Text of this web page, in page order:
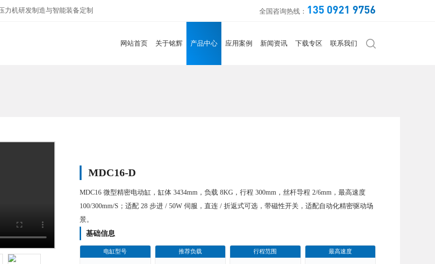
力机研发制造与智能装备定制 全国咨询热线： 135 0921 9756
网站首页 关于铭辉 产品中心 应用案例 新闻资讯 下载专区 联系我们
MDC16-D
MDC16 微型精密电动缸，缸体 3434mm，负载 8KG，行程 300mm，丝杆导程 2/6mm，最高速度
100/300mm/S；适配 28 步进 / 50W 伺服，直连 / 折返式可选，带磁性开关，适配自动化精密驱动场
景。
基础信息
电缸型号 推荐负载 行程范围 最高速度